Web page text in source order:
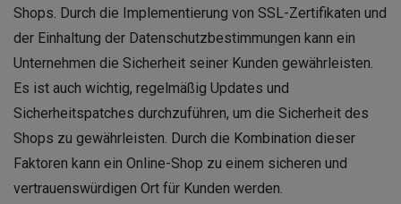
Shops. Durch die Implementierung von SSL-Zertifikaten und
der Einhaltung der Datenschutzbestimmungen kann ein
Unternehmen die Sicherheit seiner Kunden gewährleisten.
Es ist auch wichtig, regelmäßig Updates und
Sicherheitspatches durchzuführen, um die Sicherheit des
Shops zu gewährleisten. Durch die Kombination dieser
Faktoren kann ein Online-Shop zu einem sicheren und
vertrauenswürdigen Ort für Kunden werden.